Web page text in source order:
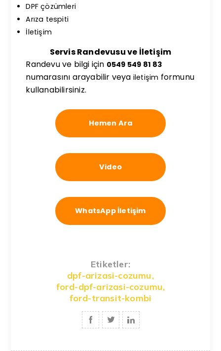
DPF çözümleri
Arıza tespiti
İletişim
Servis Randevusu ve İletişim
Randevu ve bilgi için 0549 549 81 83
numarasını arayabilir veya iletişim formunu
kullanabilirsiniz.
Hemen Ara
Video
WhatsApp İletişim
Etiketler:
dpf-arizasi-cozumu,
ford-dpf-arizasi-cozumu,
ford-transit-kombi